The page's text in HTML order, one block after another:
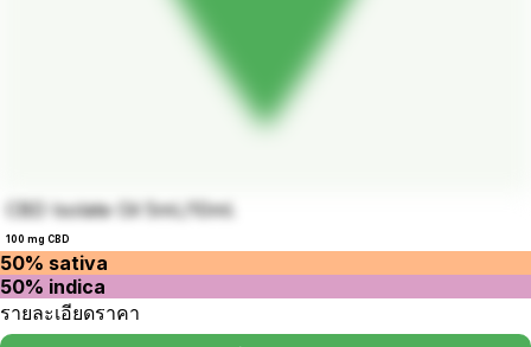
CBD Isolate Oil 5ml./10ml.
100 mg CBD
50% sativa
50% indica
รายละเอียดราคา